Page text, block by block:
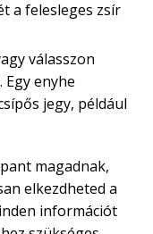
a felesleges zsír
válasszon
enyhe
jegy, például
magadnak,
elkezdheted a
információt